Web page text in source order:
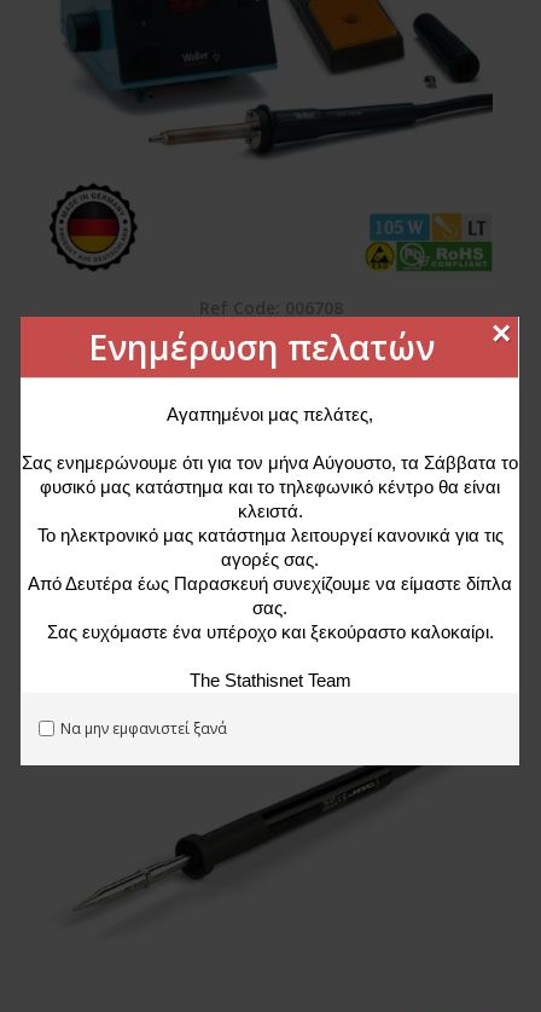
Ενημέρωση πελατών
Αγαπημένοι μας πελάτες,
Σας ενημερώνουμε ότι για τον μήνα Αύγουστο, τα Σάββατα το
φυσικό μας κατάστημα και το τηλεφωνικό κέντρο θα είναι
κλειστά.
Το ηλεκτρονικό μας κατάστημα λειτουργεί κανονικά για τις
αγορές σας.
Από Δευτέρα έως Παρασκευή συνεχίζουμε να είμαστε δίπλα
σας.
Σας ευχόμαστε ένα υπέροχο και ξεκούραστο καλοκαίρι.
The Stathisnet Team
Να μην εμφανιστεί ξανά
×
Σταθμός θερμού αέρα WAD 101 Set T0053266699N
Weller
1.433,01€ 1.343,45€
Κολλητήρια